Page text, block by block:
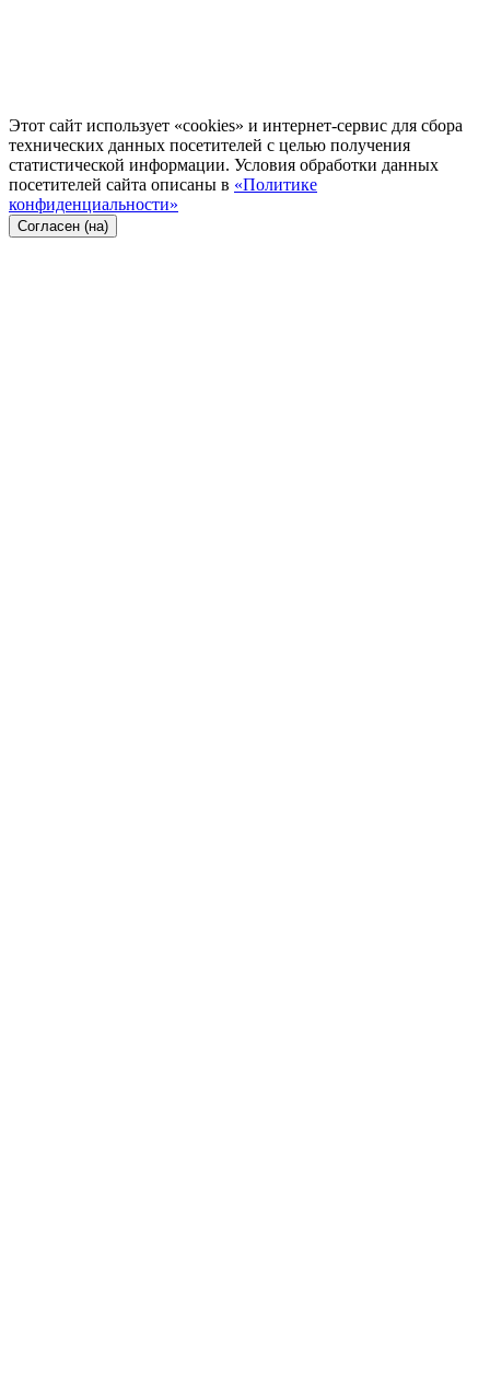
Этот сайт использует «cookies» и интернет-сервис для сбора
технических данных посетителей с целью получения
статистической информации. Условия обработки данных
посетителей сайта описаны в «Политике
конфиденциальности»
Согласен (на)